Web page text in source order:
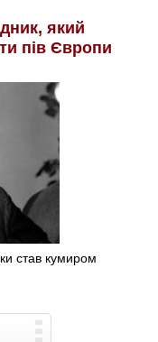
який
пів Європи
став кумиром